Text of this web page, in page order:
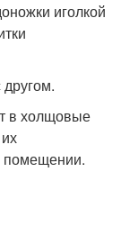
иголкой
в холщовые
помещении.